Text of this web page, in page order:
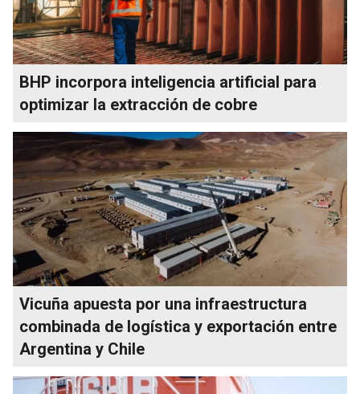
BHP incorpora inteligencia artificial para
optimizar la extracción de cobre
Vicuña apuesta por una infraestructura
combinada de logística y exportación entre
Argentina y Chile